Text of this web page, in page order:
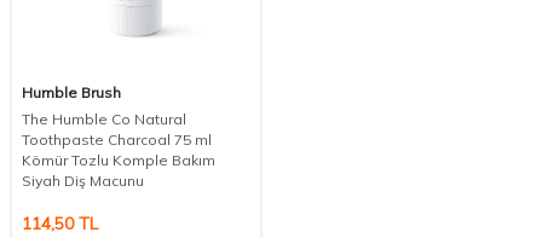
Humble Brush
The Humble Co Natural
Toothpaste Charcoal 75 ml
Kömür Tozlu Komple Bakım
Siyah Diş Macunu
114,50TL